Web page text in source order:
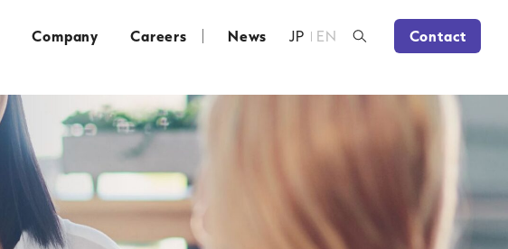
Company Careers News EN
JP Contact